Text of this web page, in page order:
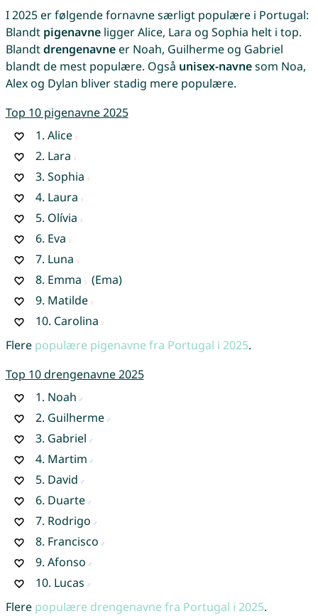
I 2025 er følgende fornavne særligt populære i Portugal:
Blandt pigenavneligger Alice, Lara og Sophia helt i top.
Blandtdrengenavneer Noah, Guilherme og Gabriel
blandt de mest populære. Også unisex-navnesom Noa,
Alex og Dylan bliver stadig mere populære.
Top 10 pigenavne 2025
1. Alice
2. Lara
3. Sophia
4. Laura
5. Olívia
6. Eva
7. Luna
8. Emma
(Ema)
9. Matilde
10. Carolina
Flere populære pigenavne fra Portugal i 2025.
Top 10 drengenavne 2025
1. Noah
2. Guilherme
3. Gabriel
4. Martim
5. David
6. Duarte
7. Rodrigo
8. Francisco
9. Afonso
10. Lucas
Flere populære drengenavne fra Portugal i 2025.